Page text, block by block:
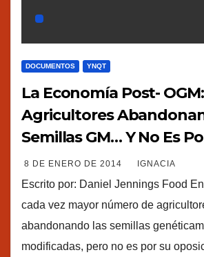
DOCUMENTOS YNQT
La Economía Post- OGM:
Agricultores
Semillas GM… Y No Es
8 DE ENERO DE 2014 IGNACIA
Escrito por: Daniel Jennings Food
cada vez mayor número de
abandonando las semillas
modificadas, pero no es por su